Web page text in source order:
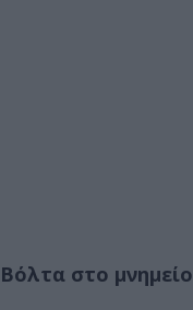
Βόλτα στο μνημείο